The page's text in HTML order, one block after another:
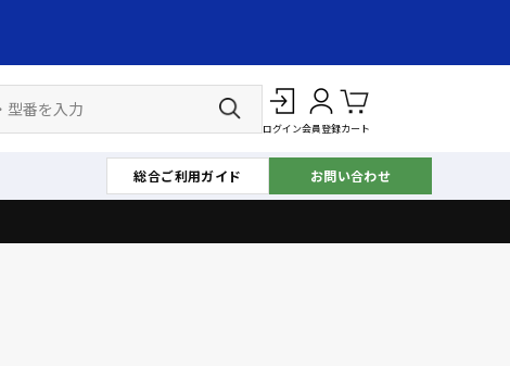
ログイン会員登録カート
総合ご利用ガイド お問い合わせ